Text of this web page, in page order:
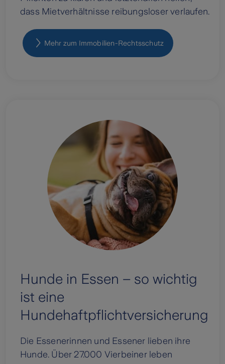
dass Mietverhältnisse reibungsloser verlaufen.
Mehr zum Immobilien-Rechtsschutz
Hunde in Essen – so wichtig
ist eine
Hundehaftpflichtversicherung
Die Essenerinnen und Essener lieben ihre
Hunde. Über 27.000 Vierbeiner leben